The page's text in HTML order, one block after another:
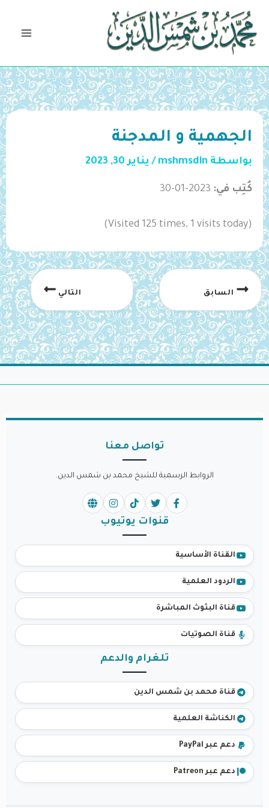
تخطي
المحتوى
الجهمية و المدجنة
بواسطة mshmsdin
/ يناير 30, 2023
كُتِب في: 2023-01-30
(Visited 125 times, 1 visits today)
السابق التالي
تواصل معنا
الروابط الرسمية للشيخ محمد بن شمس الدين.
قنوات يوتيوب
القناة الأساسية
الردود العلمية
قناة البثوث المباشرة
قناة الصوتيات
تلغرام والدعم
قناة محمد بن شمس الدين
الكناشة العلمية
دعم عبر PayPal
دعم عبر Patreon